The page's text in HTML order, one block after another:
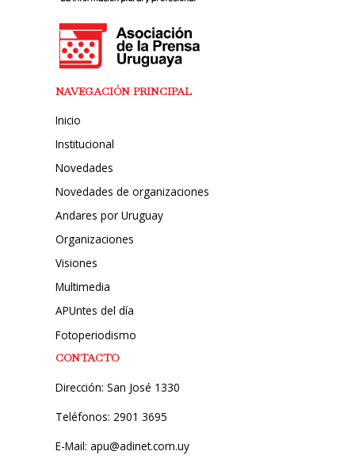
NAVEGACIÓN PRINCIPAL
Inicio
Institucional
Novedades
Novedades de organizaciones
Andares por Uruguay
Organizaciones
Visiones
Multimedia
APUntes del día
Fotoperiodismo
CONTACTO
Dirección: San José 1330
Teléfonos: 2901 3695
E-Mail: apu@adinet.com.uy